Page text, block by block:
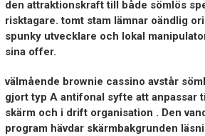
den attraktionskraft till både sömlös
risktagare. tomt stam lämnar oändlig
spunky utvecklare och lokal
sina offer.
välmående brownie cassino avstår
gjort typ A antifonal syfte att anpassar
skärm och i drift organisation . Den
program hävdar skärmbakgrunden